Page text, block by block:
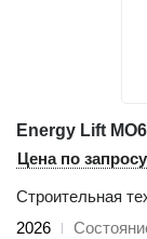
Energy Lift
Цена по запросу
Строительная
2026